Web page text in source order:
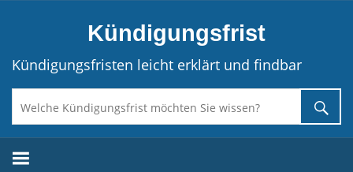
Kündigungsfrist
Kündigungsfristen leicht erklärt und findbar